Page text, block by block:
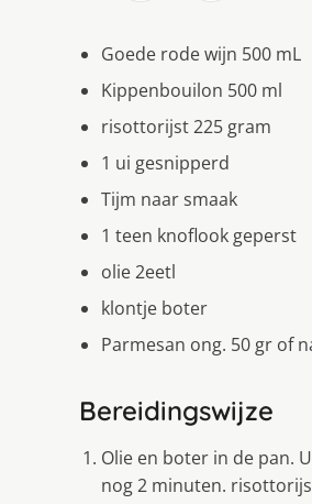
Goede rode wijn 500 mL
Kippenbouilon 500 ml
risottorijst 225 gram
1 ui gesnipperd
Tijm naar smaak
1 teen knoflook geperst
olie 2eetl
klontje boter
Parmesan ong. 50 gr of
Bereidingswijze
Olie en boter in de pan.
nog 2 minuten.